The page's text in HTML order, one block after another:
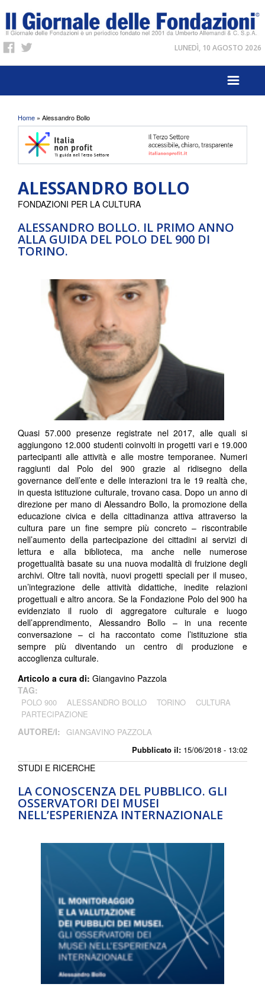
LUNEDÌ, 10 AGOSTO 2026
Tu sei qui
Home » Alessandro Bollo
ALESSANDRO BOLLO
ALESSANDRO BOLLO. IL PRIMO ANNO
ALLA GUIDA DEL POLO DEL 900 DI
TORINO.
Pubblicato il: 15/06/2018 - 13:02
FONDAZIONI PER LA CULTURA
Quasi 57.000 presenze registrate nel 2017, alle quali si
aggiungono 12.000 studenti coinvolti in progetti vari e 19.000
partecipanti alle attività e alle mostre temporanee. Numeri
raggiunti dal Polo del 900 grazie al ridisegno della
governance dell’ente e delle interazioni tra le 19 realtà che,
in questa istituzione culturale, trovano casa. Dopo un anno di
direzione per mano di Alessandro Bollo, la promozione della
educazione civica e della cittadinanza attiva attraverso la
cultura pare un fine sempre più concreto – riscontrabile
nell’aumento della partecipazione dei cittadini ai servizi di
lettura e alla biblioteca, ma anche nelle numerose
progettualità basate su una nuova modalità di fruizione degli
archivi. Oltre tali novità, nuovi progetti speciali per il museo,
un’integrazione delle attività didattiche, inedite relazioni
progettuali e altro ancora. Se la Fondazione Polo del 900 ha
evidenziato il ruolo di aggregatore culturale e luogo
dell’apprendimento, Alessandro Bollo – in una recente
conversazione – ci ha raccontato come l’istituzione stia
sempre più diventando un centro di produzione e
accoglienza culturale.
Articolo a cura di: Giangavino Pazzola
TAG:
POLO 900 ALESSANDRO BOLLO TORINO
CULTURA
PARTECIPAZIONE
AUTORE/I: GIANGAVINO PAZZOLA
LA CONOSCENZA DEL PUBBLICO. GLI
OSSERVATORI DEI MUSEI
NELL’ESPERIENZA INTERNAZIONALE
STUDI E RICERCHE